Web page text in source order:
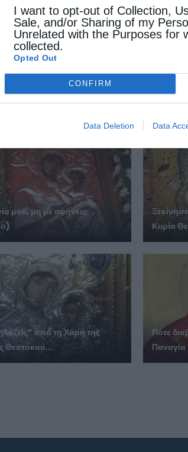
I want to opt-out of Collection,
Sale, and/or Sharing of my
Unrelated with the Purposes for
collected.
Opted Out
CONFIRM
Data Deletion Data
του
ΔΕΙΤΕ ΕΠΙΣΗΣ
μου, μη με αφήνεις
Κυρία
από τη Χάρη της
Θεοτόκου...
Πότε